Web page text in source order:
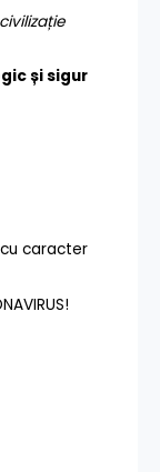
și sigur
caracter